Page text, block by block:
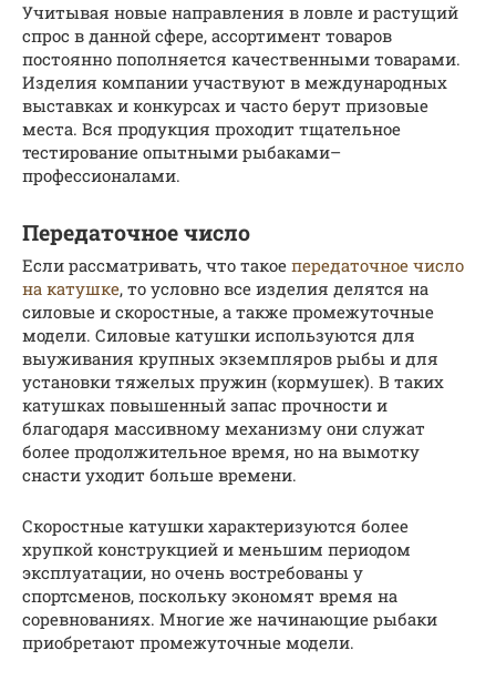
Учитывая новые направления в ловле и растущий
спрос в данной сфере, ассортимент товаров
постоянно пополняется качественными товарами.
Изделия компании участвуют в международных
выставках и конкурсах и часто берут призовые
места. Вся продукция проходит тщательное
тестирование опытными рыбаками–
профессионалами.
Передаточное число
Если рассматривать, что такое передаточное число
на катушке, то условно все изделия делятся на
силовые и скоростные, а также промежуточные
модели. Силовые катушки используются для
выуживания крупных экземпляров рыбы и для
установки тяжелых пружин (кормушек). В таких
катушках повышенный запас прочности и
благодаря массивному механизму они служат
более продолжительное время, но на вымотку
снасти уходит больше времени.
Скоростные катушки характеризуются более
хрупкой конструкцией и меньшим периодом
эксплуатации, но очень востребованы у
спортсменов, поскольку экономят время на
соревнованиях. Многие же начинающие рыбаки
приобретают промежуточные модели.